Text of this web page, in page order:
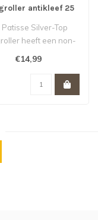
antikleef 25
Patisse Silver-Top
heeft een non-
€14,99